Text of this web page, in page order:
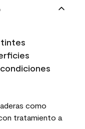
como
tratamiento a